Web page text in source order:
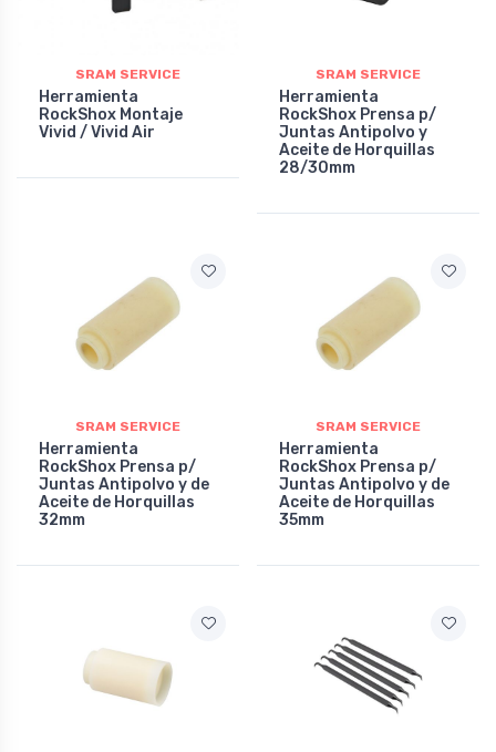
SRAM SERVICE
Herramienta
RockShox Montaje
Vivid / Vivid Air
SRAM SERVICE
Herramienta
RockShox Prensa p/
Juntas Antipolvo y
Aceite de Horquillas
28/30mm
SRAM SERVICE
Herramienta
RockShox Prensa p/
Juntas Antipolvo y de
Aceite de Horquillas
32mm
SRAM SERVICE
Herramienta
RockShox Prensa p/
Juntas Antipolvo y de
Aceite de Horquillas
35mm